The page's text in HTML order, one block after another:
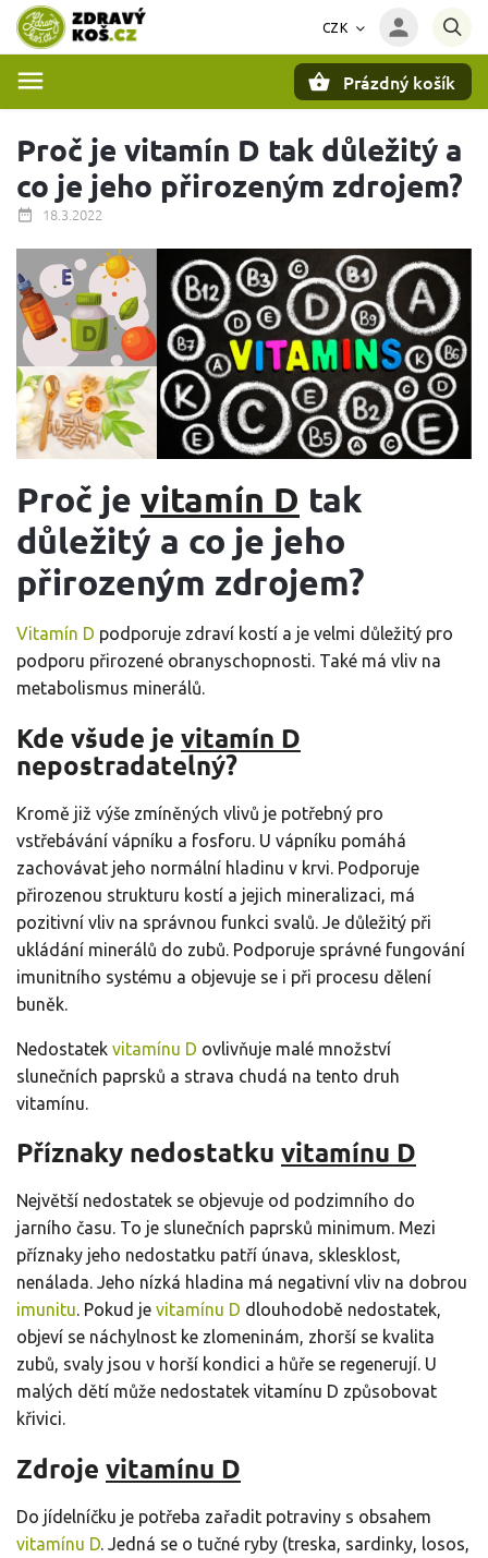
CZK
Prázdný košík
Proč je vitamín D tak důležitý a
co je jeho přirozeným zdrojem?
18.3.2022
Proč je vitamín D tak
důležitý a co je jeho
přirozeným zdrojem?
Vitamín D podporuje zdraví kostí a je velmi důležitý pro
podporu přirozené obranyschopnosti. Také má vliv na
metabolismus minerálů.
Kde všude je vitamín D
nepostradatelný?
Kromě již výše zmíněných vlivů je potřebný pro
vstřebávání vápníku a fosforu. U vápníku pomáhá
zachovávat jeho normální hladinu v krvi. Podporuje
přirozenou strukturu kostí a jejich mineralizaci, má
pozitivní vliv na správnou funkci svalů. Je důležitý při
ukládání minerálů do zubů. Podporuje správné fungování
imunitního systému a objevuje se i při procesu dělení
buněk.
Nedostatek vitamínu D ovlivňuje malé množství
slunečních paprsků a strava chudá na tento druh
vitamínu.
Příznaky nedostatku vitamínu D
Největší nedostatek se objevuje od podzimního do
jarního času. To je slunečních paprsků minimum. Mezi
příznaky jeho nedostatku patří únava, sklesklost,
nenálada. Jeho nízká hladina má negativní vliv na dobrou
imunitu. Pokud je vitamínu D dlouhodobě nedostatek,
objeví se náchylnost ke zlomeninám, zhorší se kvalita
zubů, svaly jsou v horší kondici a hůře se regenerují. U
malých dětí může nedostatek vitamínu D způsobovat
křivici.
Zdroje vitamínu D
Do jídelníčku je potřeba zařadit potraviny s obsahem
vitamínu D. Jedná se o tučné ryby (treska, sardinky, losos,